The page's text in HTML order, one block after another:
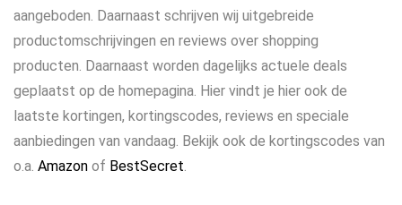
aangeboden. Daarnaast schrijven wij uitgebreide
productomschrijvingen en reviews over shopping
producten. Daarnaast worden dagelijks actuele deals
geplaatst op de homepagina. Hier vindt je hier ook de
laatste kortingen, kortingscodes, reviews en speciale
aanbiedingen van vandaag. Bekijk ook de kortingscodes van
o.a. Amazon of BestSecret.